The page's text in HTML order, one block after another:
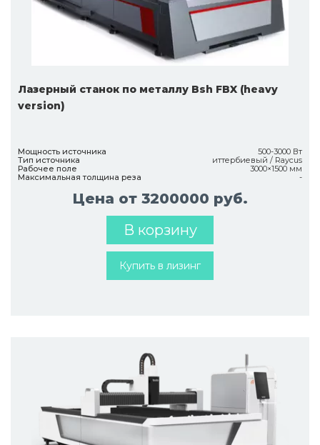
Лазерный станок по металлу Bsh FBX (heavy
version)
Мощность источника
500-3000 Вт
Тип источника
иттербиевый / Raycus
Рабочее поле
3000×1500 мм
Максимальная толщина реза
-
Цена от 3200000 руб.
В корзину
Купить в лизинг